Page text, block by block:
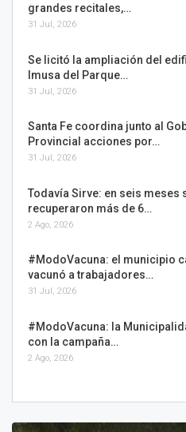
grandes recitales,…
31 Jul, 2026
Se licitó la ampliación del
Imusa del Parque…
31 Jul, 2026
Santa Fe coordina junto al
Provincial acciones por…
31 Jul, 2026
Todavía Sirve: en seis meses
recuperaron más de 6…
2 Ago, 2026
#ModoVacuna: el municipio
vacunó a trabajadores…
31 Jul, 2026
#ModoVacuna: la
con la campaña…
2 Ago, 2026